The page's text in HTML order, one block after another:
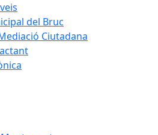
del Bruc
Ciutadana